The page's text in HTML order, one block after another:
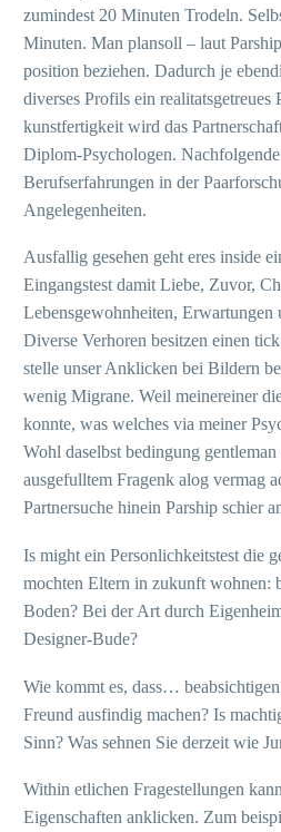
zumindest 20 Minuten Trodeln.
Minuten. Man plansoll – laut
position beziehen. Dadurch je
diverses Profils ein realitatsgetreues
kunstfertigkeit wird das
Diplom-Psychologen.
Berufserfahrungen in der
Angelegenheiten.
Ausfallig gesehen geht eres inside
Eingangstest damit Liebe, Zuvor,
Lebensgewohnheiten, Erwartungen
Diverse Verhoren besitzen einen
stelle unser Anklicken bei Bildern
wenig Migrane. Weil meinereiner
konnte, was welches via meiner
Wohl daselbst bedingung
ausgefulltem Fragenk alog vermag
Partnersuche hinein Parship schier
Is might ein Personlichkeitstest die
mochten Eltern in zukunft wohnen:
Boden? Bei der Art durch
Designer-Bude?
Wie kommt es, dass…
Freund ausfindig machen? Is
Sinn? Was sehnen Sie derzeit wie
Within etlichen Fragestellungen
Eigenschaften anklicken. Zum